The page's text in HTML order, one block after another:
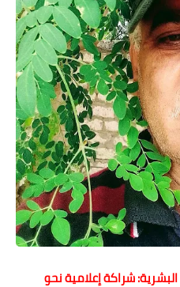
حوادث وقضايا
خدمات
الصحه والجمال
فن المطبخ
مقالات
شراكة إعلامية نحو